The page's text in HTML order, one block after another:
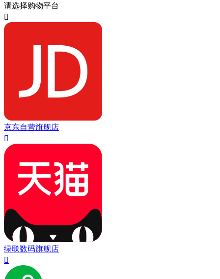
请选择购物平台

京东自营旗舰店

绿联数码旗舰店
